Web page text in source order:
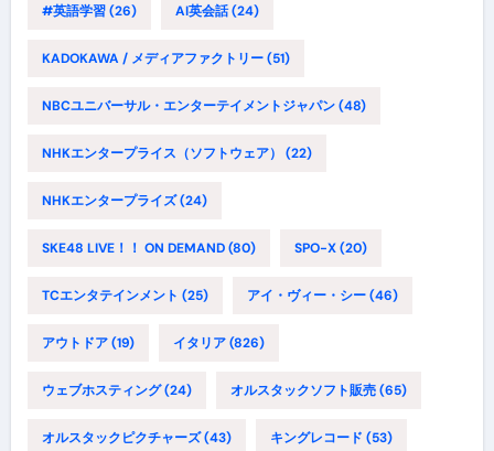
#英語学習(26) AI英会話(24)
KADOKAWA / メディアファクトリー(51)
NBCユニバーサル・エンターテイメントジャパン(48)
NHKエンタープライス（ソフトウェア） (22)
NHKエンタープライズ(24)
SKE48 LIVE！！ ON DEMAND(80) SPO-X(20)
TCエンタテインメント (25) アイ・ヴィー・シー(46)
アウトドア(19) イタリア(826)
ウェブホスティング(24) オルスタックソフト販売(65)
オルスタックピクチャーズ(43) キングレコード (53)